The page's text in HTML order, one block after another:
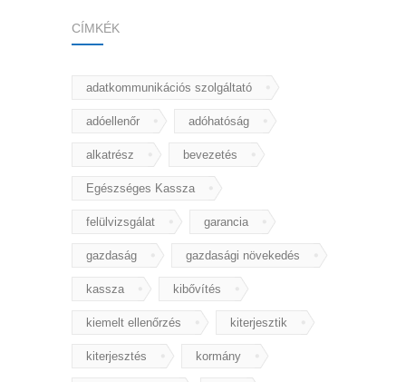
CÍMKÉK
adatkommunikációs szolgáltató
adóellenőr adóhatóság
alkatrész bevezetés
Egészséges Kassza
felülvizsgálat garancia
gazdaság gazdasági növekedés
kassza kibővítés
kiemelt ellenőrzés kiterjesztik
kiterjesztés kormány